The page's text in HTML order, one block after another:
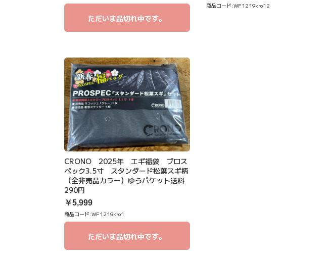
ただいま品切れ中です。
商品コード:WF1219kro12
CRONO 2025年 エギ福袋 プロス
ペック3.5寸 スタンダード松葉スギ柄
（全非売品カラー）ゆうパケット送料
290円
￥5,999
商品コード:WF1219kro1
ただいま品切れ中です。